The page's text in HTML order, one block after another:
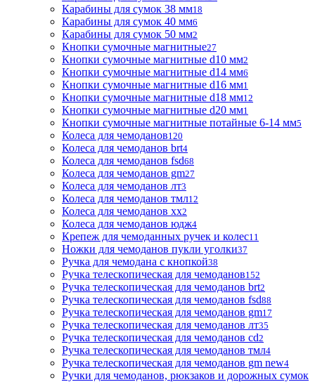
Карабины для сумок 38 мм18
Карабины для сумок 40 мм6
Карабины для сумок 50 мм2
Кнопки сумочные магнитные27
Кнопки сумочные магнитные d10 мм2
Кнопки сумочные магнитные d14 мм6
Кнопки сумочные магнитные d16 мм1
Кнопки сумочные магнитные d18 мм12
Кнопки сумочные магнитные d20 мм1
Кнопки сумочные магнитные потайные 6-14 мм5
Колеса для чемоданов120
Колеса для чемоданов brt4
Колеса для чемоданов fsd68
Колеса для чемоданов gm27
Колеса для чемоданов лт3
Колеса для чемоданов тмл12
Колеса для чемоданов хх2
Колеса для чемоданов юдж4
Крепеж для чемоданных ручек и колес11
Ножки для чемоданов пукли уголки37
Ручка для чемодана с кнопкой38
Ручка телескопическая для чемоданов152
Ручка телескопическая для чемоданов brt2
Ручка телескопическая для чемоданов fsd88
Ручка телескопическая для чемоданов gm17
Ручка телескопическая для чемоданов лт35
Ручка телескопическая для чемоданов сd2
Ручка телескопическая для чемоданов тмл4
Ручка телескопическая для чемоданов gm new4
Ручки для чемоданов, рюкзаков и дорожных сумок